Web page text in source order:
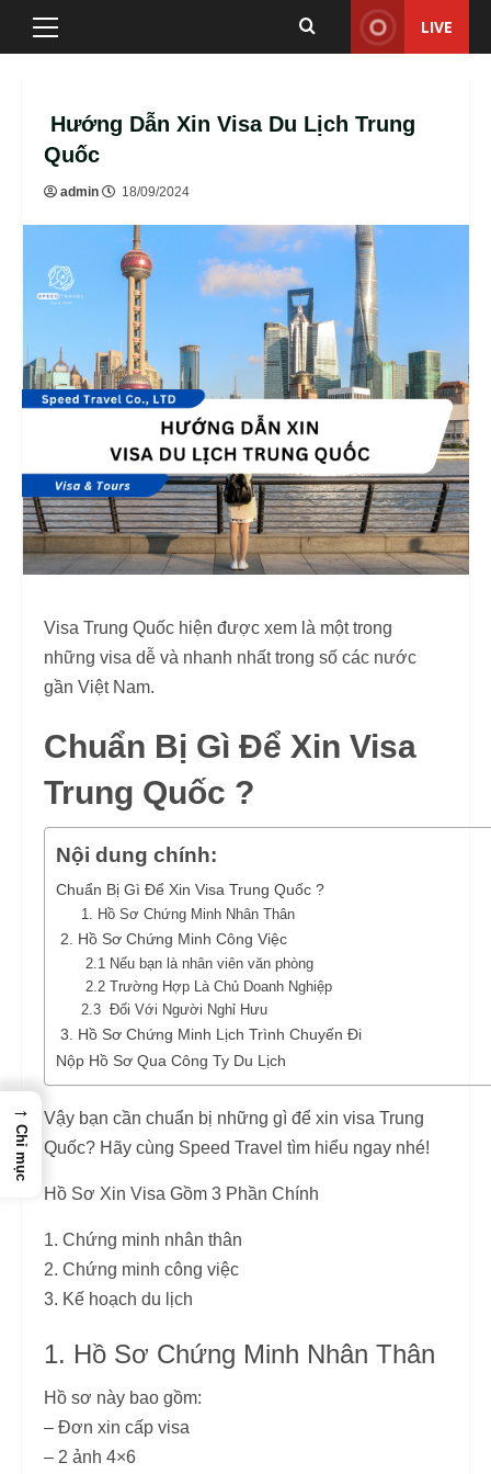
Skip
Primary
LIVE
Hướng Dẫn Xin Visa Du Lịch Trung
Quốc
admin 18/09/2024
Visa Trung Quốc hiện được xem là một trong
những visa dễ và nhanh nhất trong số các nước
gần Việt Nam.
Chuẩn Bị Gì Để Xin Visa
Trung Quốc ?
Nội dung chính:
Chuẩn Bị Gì Để Xin Visa Trung Quốc ?
1. Hồ Sơ Chứng Minh Nhân Thân
2. Hồ Sơ Chứng Minh Công Việc
2.1 Nếu bạn là nhân viên văn phòng
2.2 Trường Hợp Là Chủ Doanh Nghiệp
2.3 Đối Với Người Nghỉ Hưu
3. Hồ Sơ Chứng Minh Lịch Trình Chuyến Đi
Nộp Hồ Sơ Qua Công Ty Du Lịch
Vậy bạn cần chuẩn bị những gì để xin visa Trung
Quốc? Hãy cùng Speed Travel tìm hiểu ngay nhé!
Hồ Sơ Xin Visa Gồm 3 Phần Chính
1. Chứng minh nhân thân
2. Chứng minh công việc
3. Kế hoạch du lịch
1. Hồ Sơ Chứng Minh Nhân Thân
Hồ sơ này bao gồm:
– Đơn xin cấp visa
– 2 ảnh 4×6
→
Chỉ mục